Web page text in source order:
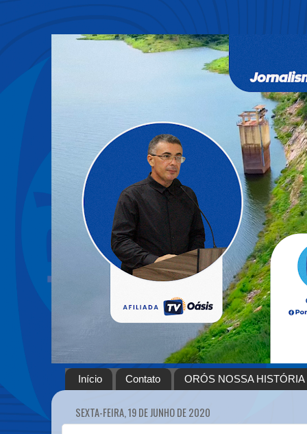
Início Contato ORÓS NOSSA HISTÓRIA
SEXTA-FEIRA, 19 DE JUNHO DE 2020